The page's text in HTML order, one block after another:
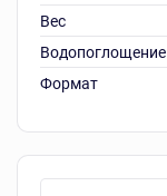
Вес
Водопоглощение
Формат